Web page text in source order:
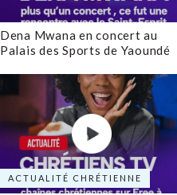
Dena Mwana en concert au
Palais des Sports de Yaoundé
ACTUALITÉ CHRÉTIENNE